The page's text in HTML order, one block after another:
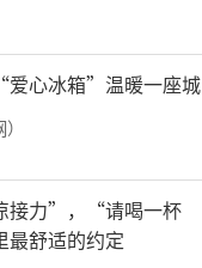
爱心冰箱”温暖一座城
接力”，“请喝一杯
舒适的约定